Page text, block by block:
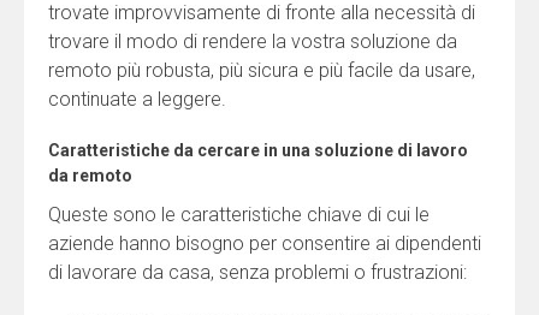
trovate improvvisamente di fronte alla necessità di
trovare il modo di rendere la vostra soluzione da
remoto più robusta, più sicura e più facile da usare,
continuate a leggere.
Caratteristiche da cercare in una soluzione di lavoro
da remoto
Queste sono le caratteristiche chiave di cui le
aziende hanno bisogno per consentire ai dipendenti
di lavorare da casa, senza problemi o frustrazioni: